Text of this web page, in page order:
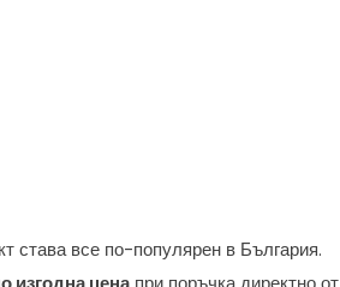
става все по-популярен в България.